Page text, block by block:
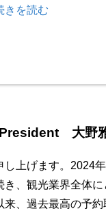
きを読む
大野
上げます。2024
、観光業界全体
、過去最高の予約